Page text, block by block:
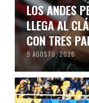
LOS ANDES
LLEGA AL
CON TRES
9 AGOSTO, 2026